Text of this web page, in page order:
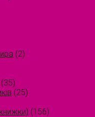
(2)
(35)
(25)
(156)